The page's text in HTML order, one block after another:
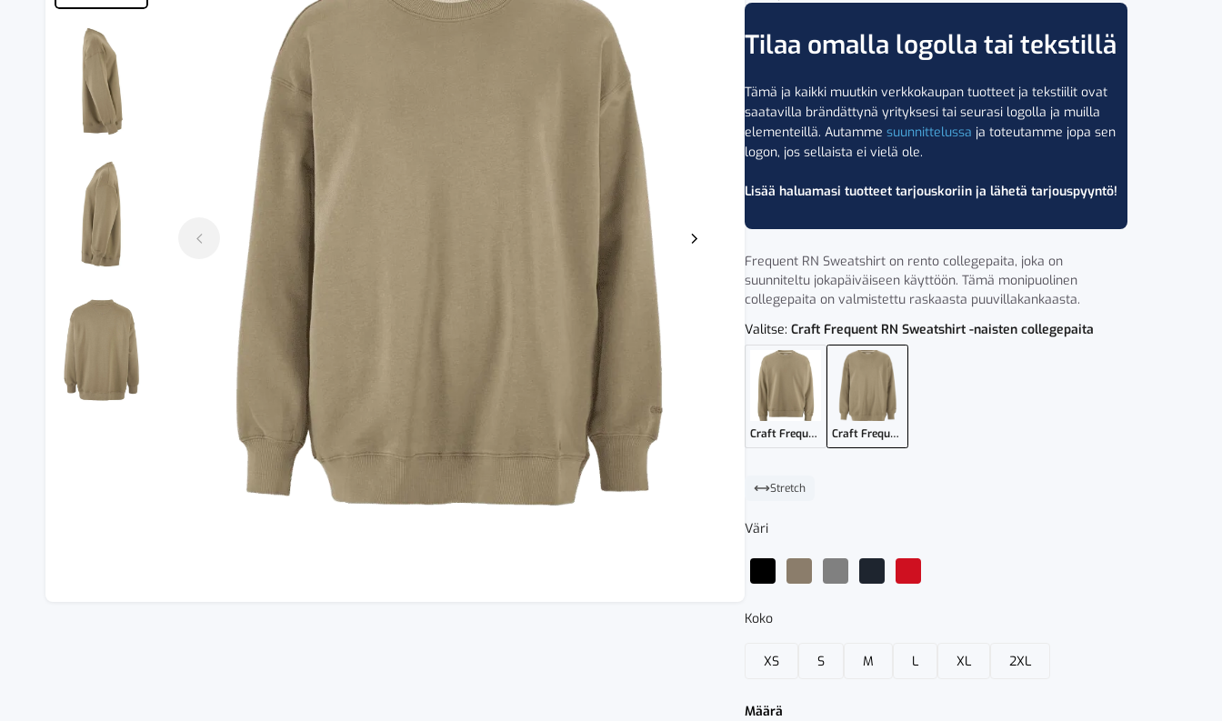
Tilaa omalla logolla tai tekstillä
Tämä ja kaikki muutkin verkkokaupan tuotteet ja tekstiilit ovat
saatavilla brändättynä yrityksesi tai seurasi logolla ja muilla
elementeillä. Autammesuunnittelussa ja toteutamme jopa sen
logon, jos sellaista ei vielä ole.
Lisää haluamasi tuotteet tarjouskoriin ja lähetä tarjouspyyntö!
Frequent RN Sweatshirt on rento collegepaita, joka on
suunniteltu jokapäiväiseen käyttöön. Tämä monipuolinen
collegepaita on valmistettu raskaasta puuvillakankaasta.
Valitse:Craft Frequent RN Sweatshirt -naisten collegepaita
Craft Frequent RN Sweatshirt -collegepaita Craft Frequent RN Sweatshirt -naisten collegepaita
Stretch
Väri
Koko
XS S M L XL 2XL
Määrä